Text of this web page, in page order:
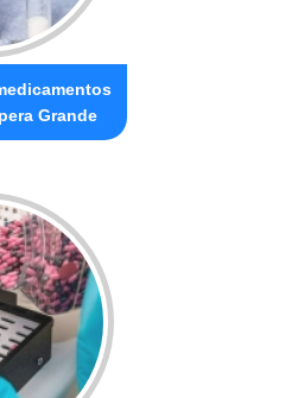
Grande